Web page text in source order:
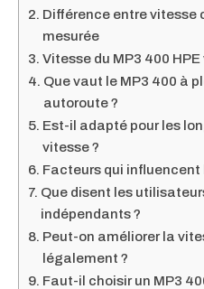
Différence entre vitesse
mesurée
Vitesse du MP3 400
Que vaut le MP3 400 à
autoroute ?
Est-il adapté pour les
vitesse ?
Facteurs qui
Que disent les
indépendants ?
Peut-on améliorer la
légalement ?
Faut-il choisir un MP3